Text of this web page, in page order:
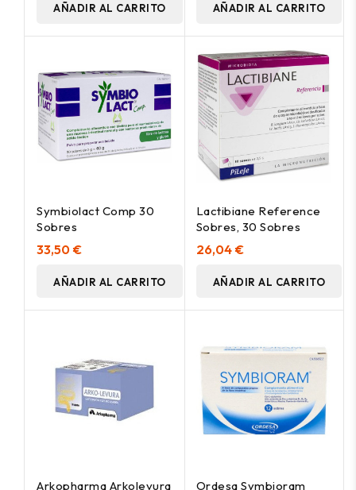
AÑADIR AL CARRITO AÑADIR AL CARRITO
Symbiolact Comp 30
Sobres
33,50 €
AÑADIR AL CARRITO
Lactibiane Reference
Sobres, 30 Sobres
26,04 €
AÑADIR AL CARRITO
Arkopharma Arkolevura
Ordesa Symbioram